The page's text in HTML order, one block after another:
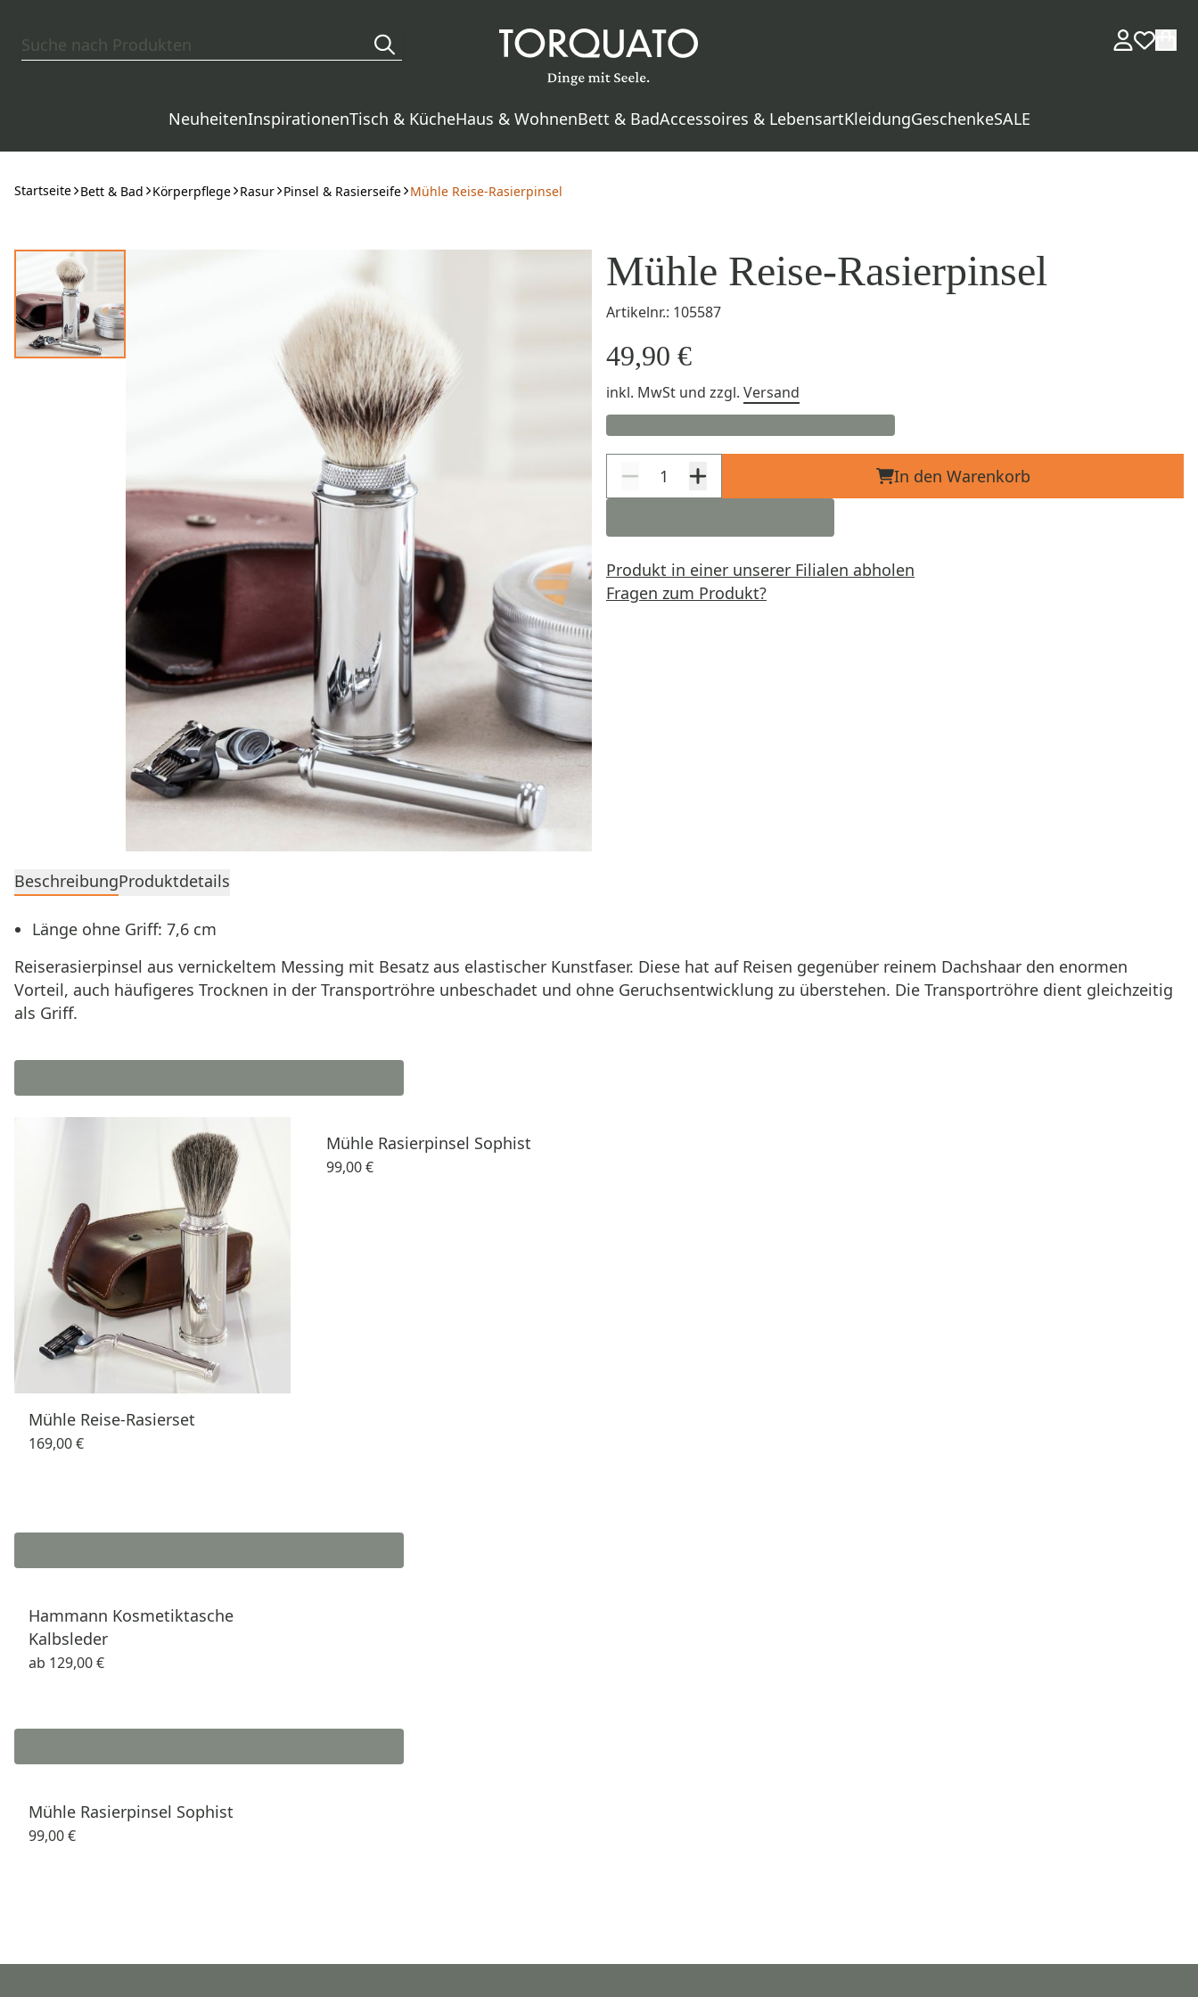
NeuheitenInspirationenTisch & KücheHaus & WohnenBett & BadAccessoires & LebensartKleidungGeschenkeSALE
Startseite Bett & Bad Körperpflege Rasur Pinsel & Rasierseife Mühle Reise-Rasierpinsel
Mühle Reise-Rasierpinsel
Artikelnr.: 105587
49,90 €
inkl. MwSt und zzgl. Versand
In den Warenkorb
Produkt in einer unserer Filialen abholen
Fragen zum Produkt?
BeschreibungProduktdetails
Länge ohne Griff: 7,6 cm
Reiserasierpinsel aus vernickeltem Messing mit Besatz aus elastischer Kunstfaser. Diese hat auf Reisen gegenüber reinem Dachshaar den enormen
Vorteil, auch häufigeres Trocknen in der Transportröhre unbeschadet und ohne Geruchsentwicklung zu überstehen. Die Transportröhre dient gleichzeitig
als Griff.
Mühle Reise-Rasierset
169,00 €
Mühle Rasierpinsel Sophist
99,00 €
Hammann Kosmetiktasche
Kalbsleder
ab 129,00 €
Mühle Rasierpinsel Sophist
99,00 €